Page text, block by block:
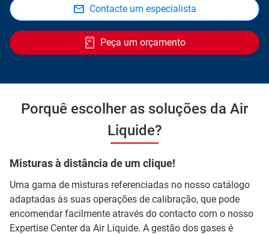
Contacte um especialista
Peça um orçamento
Porquê escolher as soluções da Air
Liquide?
Misturas à distância de um clique!
Uma gama de misturas referenciadas no nosso catálogo
adaptadas às suas operações de calibração, que pode
encomendar facilmente através do contacto com o nosso
Expertise Center da Air Liquide. A gestão dos gases é